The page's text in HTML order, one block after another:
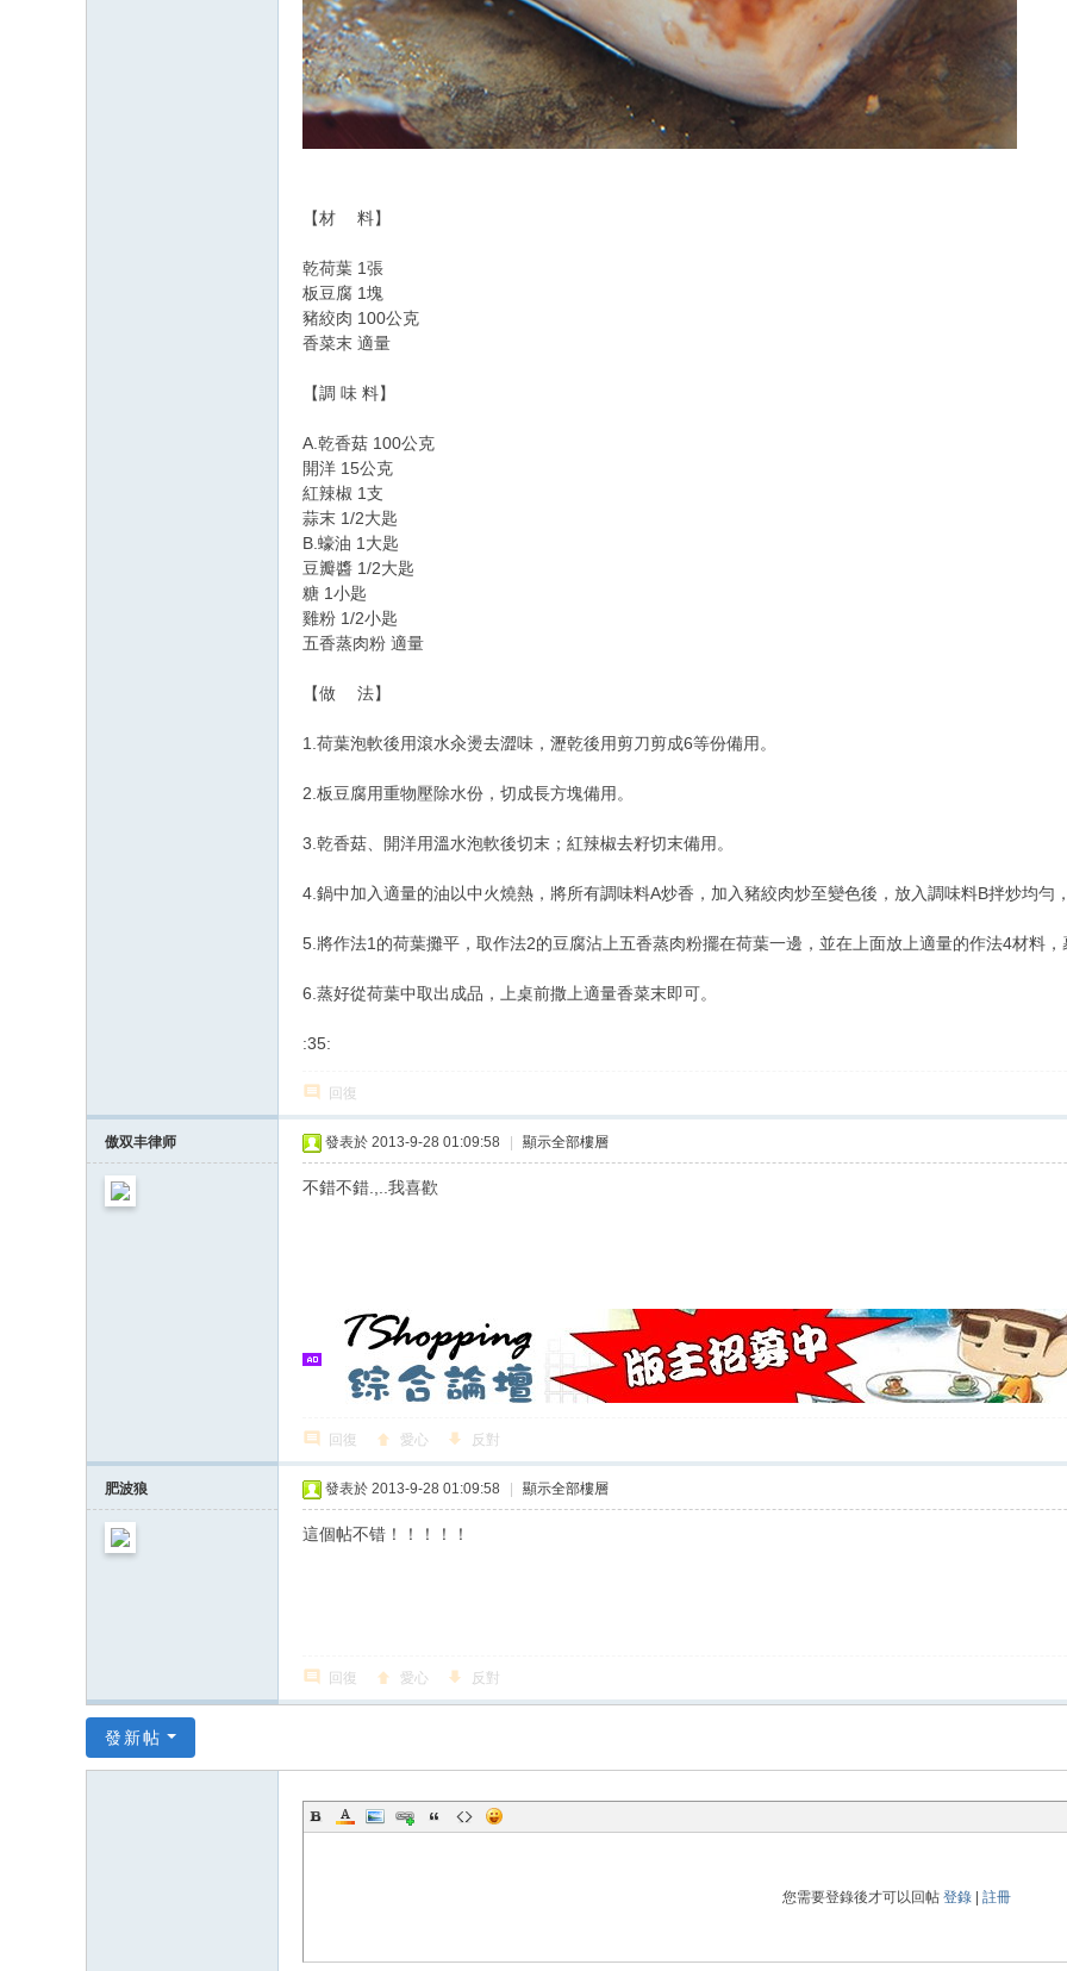
【材 料】
乾荷葉 1張
板豆腐 1塊
豬絞肉 100公克
香菜末 適量
【調 味 料】
A.乾香菇 100公克
開洋 15公克
紅辣椒 1支
蒜末 1/2大匙
B.蠔油 1大匙
豆瓣醬 1/2大匙
糖 1小匙
雞粉 1/2小匙
五香蒸肉粉 適量
【做 法】
1.荷葉泡軟後用滾水汆燙去澀味，瀝乾後用剪刀剪成6等份備用。
2.板豆腐用重物壓除水份，切成長方塊備用。
3.乾香菇、開洋用溫水泡軟後切末；紅辣椒去籽切末備用。
4.鍋中加入適量的油以中火燒熱，將所有調味料A炒香，加入豬絞肉炒至變色後，放入調味料B拌炒均勻
5.將作法1的荷葉攤平，取作法2的豆腐沾上五香蒸肉粉擺在荷葉一邊，並在上面放上適量的作法4材料
6.蒸好從荷葉中取出成品，上桌前撒上適量香菜末即可。
:35:
回復
傲双丰律师 發表於 2013-9-28 01:09:58 顯示全部樓層
不錯不錯.,..我喜歡
回復 愛心 反對
肥波狼 發表於 2013-9-28 01:09:58 顯示全部樓層
這個帖不错！！！！！
回復 愛心 反對
發新帖
您需要登錄後才可以回帖 登錄| 註冊